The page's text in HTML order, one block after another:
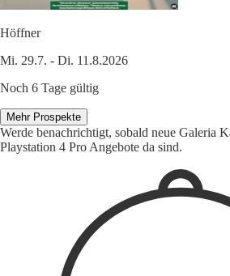
Höffner
Mi. 29.7. - Di. 11.8.2026
Noch 6 Tage gültig
Mehr Prospekte
Werde benachrichtigt, sobald neue Galeria
Playstation 4 Pro Angebote da sind.